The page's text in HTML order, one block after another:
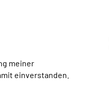
meiner
einverstanden.